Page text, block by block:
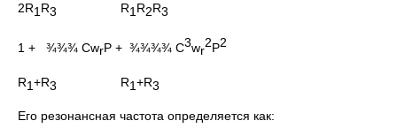
2R1 R3 R1 R2R3
1 + ¾¾¾ CwrP + ¾¾¾¾ C3wr
2P2
R1+R3 R1+R3
Его резонансная частота определяется как: